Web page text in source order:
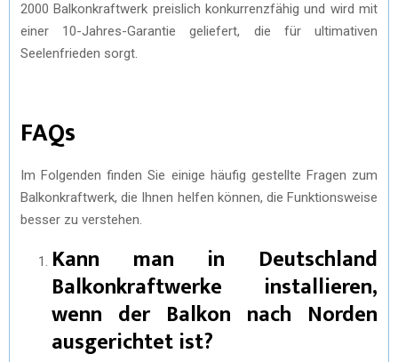
2000 Balkonkraftwerk preislich konkurrenzfähig und wird mit
einer 10-Jahres-Garantie geliefert, die für ultimativen
Seelenfrieden sorgt.
FAQs
Im Folgenden finden Sie einige häufig gestellte Fragen zum
Balkonkraftwerk, die Ihnen helfen können, die Funktionsweise
besser zu verstehen.
Kann man in Deutschland
Balkonkraftwerke installieren,
wenn der Balkon nach Norden
ausgerichtet ist?